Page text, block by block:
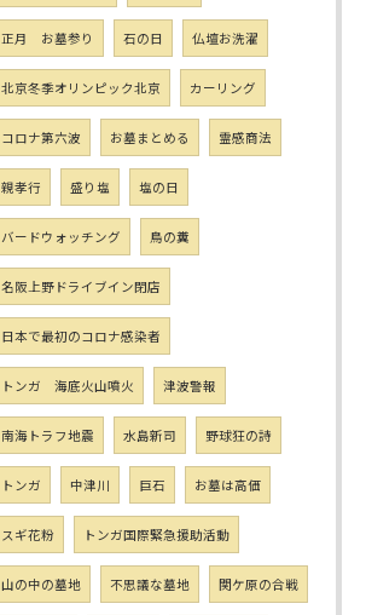
正月 お墓参り 石の日 仏壇お洗濯
北京冬季オリンピック北京 カーリング
コロナ第六波 お墓まとめる 霊感商法
親孝行 盛り塩 塩の日
バードウォッチング 鳥の糞
名阪上野ドライブイン閉店
日本で最初のコロナ感染者
トンガ 海底火山噴火 津波警報
南海トラフ地震 水島新司 野球狂の詩
トンガ 中津川 巨石 お墓は高価
スギ花粉 トンガ国際緊急援助活動
山の中の墓地 不思議な墓地 関ケ原の合戦